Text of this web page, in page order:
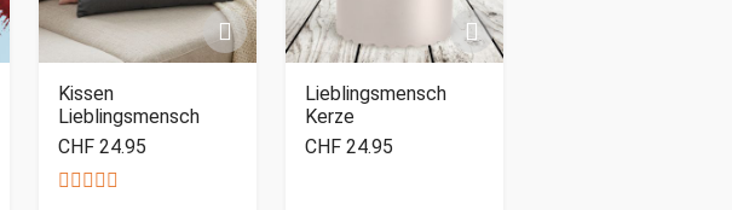
Kissen
Lieblingsmensch
CHF 24.95
Lieblingsmensch
Kerze
CHF 24.95